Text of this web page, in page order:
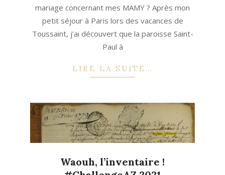
mariage concernant mes MAMY ? Après mon
petit séjour à Paris lors des vacances de
Toussaint, j’ai découvert que la paroisse Saint-
Paul à
LIRE LA SUITE…
Waouh, l’inventaire !